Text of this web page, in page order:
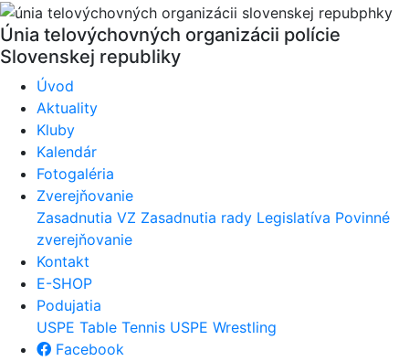
Únia telovýchovných organizácii polície
Slovenskej republiky
Úvod
Aktuality
Kluby
Kalendár
Fotogaléria
Zverejňovanie
Zasadnutia VZ Zasadnutia rady Legislatíva Povinné
zverejňovanie
Kontakt
E-SHOP
Podujatia
USPE Table Tennis USPE Wrestling
Facebook